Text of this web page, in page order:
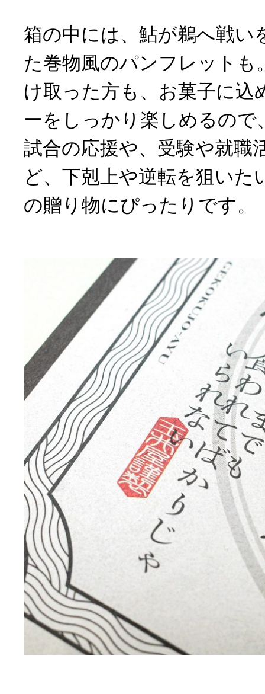
箱の中には、鮎が鵜へ戦い
た巻物風のパンフレットも
け取った方も、お菓子に込
ーをしっかり楽しめるので
試合の応援や、受験や就職
ど、下剋上や逆転を狙いた
の贈り物にぴったりです。